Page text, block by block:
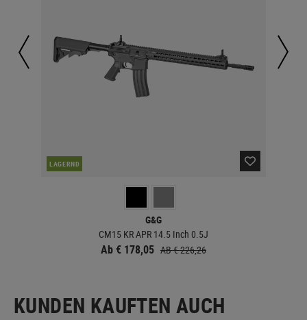
LAGERND
G&G
CM15 KR APR 14.5 Inch 0.5J
Ab € 178,05 AB € 226,26
KUNDEN KAUFTEN AUCH